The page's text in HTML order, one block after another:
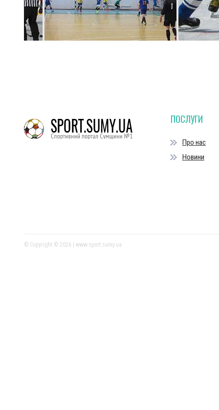
ПОСЛУГИ
Про нас
Новини
© Copyright © 2026 | www.sport.sumy.ua